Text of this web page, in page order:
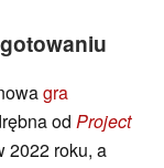
gra
od Project
2022 roku, a